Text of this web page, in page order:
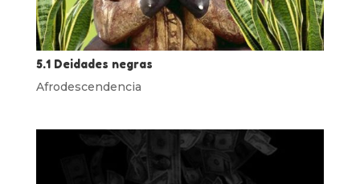
5.1 Deidades negras
Afrodescendencia